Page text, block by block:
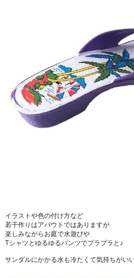
イラストや色の付け方など
若干作りはアバウトではありますが
楽しみながらお庭で水遊びや
Tシャツとゆるゆるパンツでプラプラと♪
サンダルにかかる水も冷たくて気持ちがい